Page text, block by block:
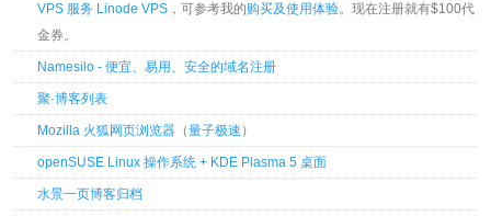
VPS 服务 Linode VPS ，可参考我的购买及使用体验。现在注册就有$100代
金券。
Namesilo - 便宜、易用、安全的域名注册
聚·博客列表
Mozilla 火狐网页浏览器 （量子极速 ）
openSUSE Linux 操作系统 + KDE Plasma 5 桌面
水景一页博客归档